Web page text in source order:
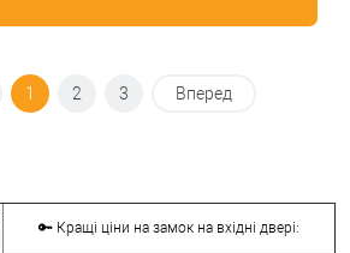
1 2 3 Вперед
🔑 Кращі ціни на замок на вхідні двері: